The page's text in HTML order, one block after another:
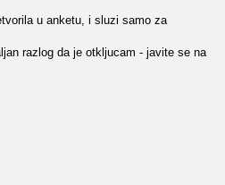
u anketu, i sluzi samo za
razlog da je otkljucam - javite se na